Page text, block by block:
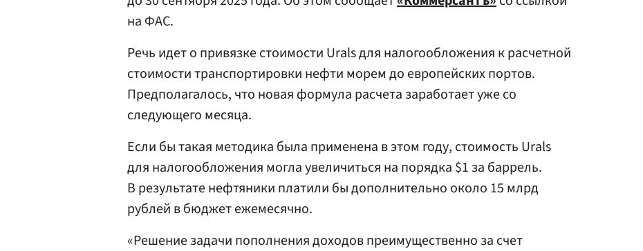
на ФАС.
Речь идет о привязке стоимости Urals для налогообложения к расчетной
стоимости транспортировки нефти морем до европейских портов.
Предполагалось, что новая формула расчета заработает уже со
следующего месяца.
Если бы такая методика была применена в этом году, стоимость Urals
для налогообложения могла увеличиться на порядка $1 за баррель.
В результате нефтяники платили бы дополнительно около 15 млрд
рублей в бюджет ежемесячно.
«Решение задачи пополнения доходов преимущественно за счет